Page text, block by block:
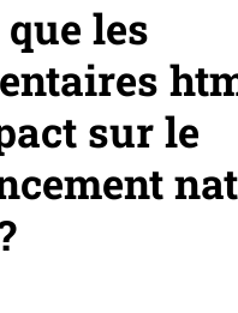
les
sur le